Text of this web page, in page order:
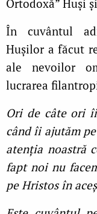
Ortodoxă” Huși
În cuvântul
Hușilor a făcut
ale nevoilor
lucrarea
Ori de câte ori
când îi ajutăm
atenția noastră
fapt noi nu
pe Hristos în